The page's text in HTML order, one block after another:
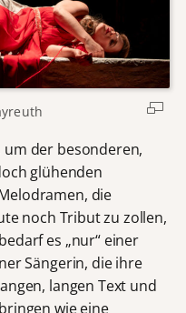
um der besonderen,
glühenden
die
noch Tribut zu zollen,
es „nur“ einer
Sängerin, die ihre
langen Text und
wie eine